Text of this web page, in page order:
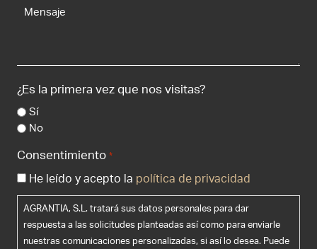
¿Es la primera vez que nos visitas?
Sí
No
Consentimiento *
He leído y acepto la política de privacidad
AGRANTIA, S.L. tratará sus datos personales para dar
respuesta a las solicitudes planteadas así como para enviarle
nuestras comunicaciones personalizadas, si así lo desea. Puede